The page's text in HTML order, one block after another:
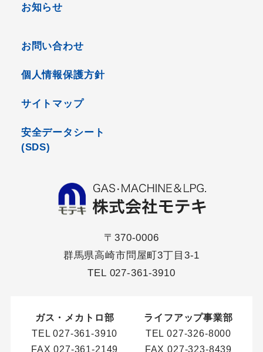
お知らせ
お問い合わせ
個人情報保護方針
サイトマップ
安全データシート
(SDS)
〒370-0006
群馬県高崎市問屋町3丁目3-1
TEL 027-361-3910
ガス・メカトロ部
TEL027-361-3910
FAX 027-361-2149
ライフアップ事業部
TEL027-326-8000
FAX 027-323-8439